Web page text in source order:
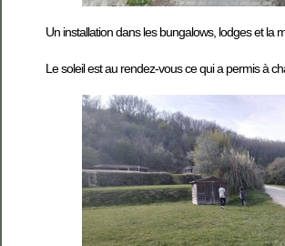
Un installation dans les bungalows, lodges et la
Le soleil est au rendez-vous ce qui a permis à